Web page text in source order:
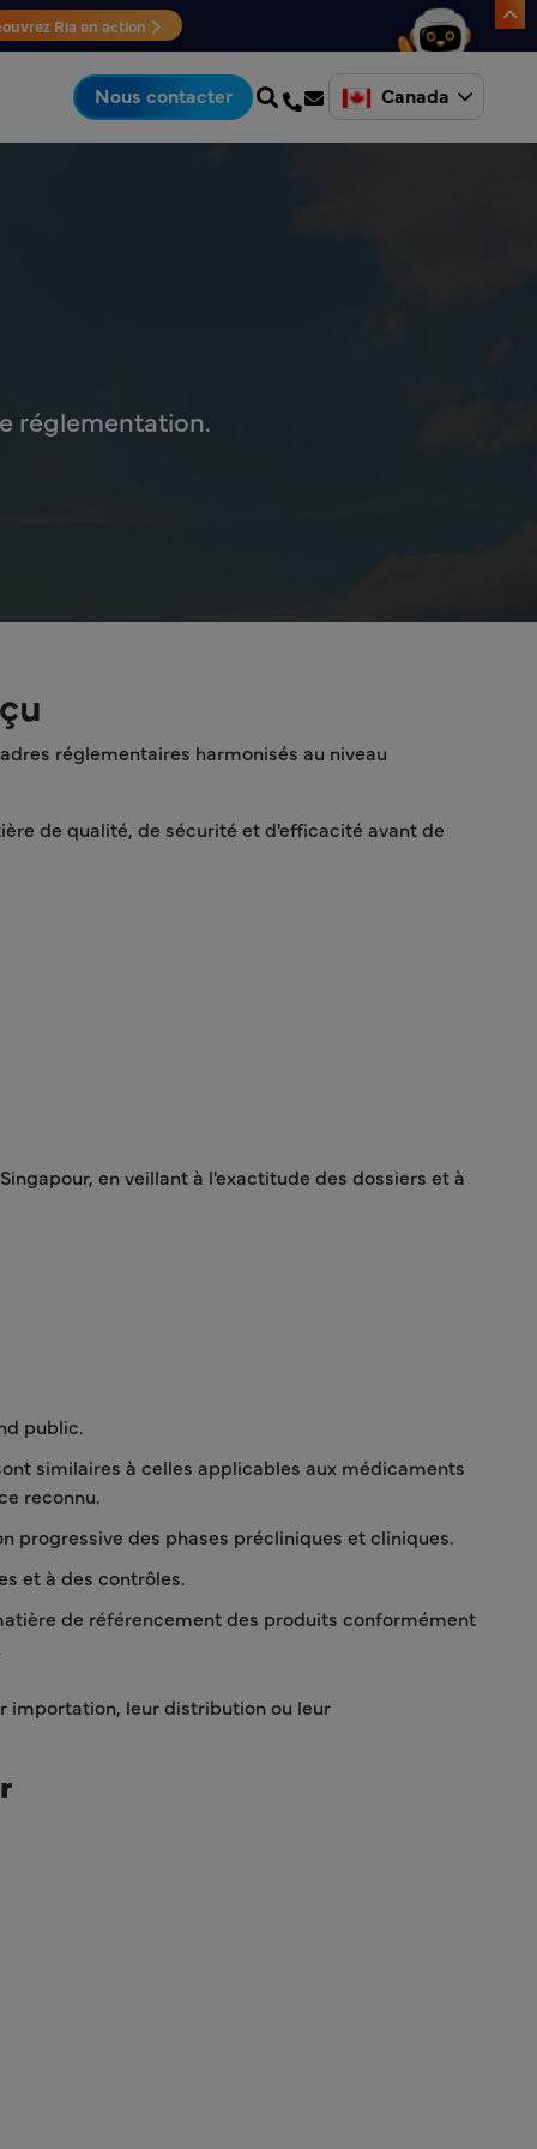
Ria en action
Nous contacter Canada
réglementation.
réglementaires harmonisés au niveau
de qualité, de sécurité et d'efficacité avant de
en veillant à l'exactitude des dossiers et à
public.
similaires à celles applicables aux médicaments
reconnu.
progressive des phases précliniques et cliniques.
et à des contrôles.
de référencement des produits conformément
importation, leur distribution ou leur